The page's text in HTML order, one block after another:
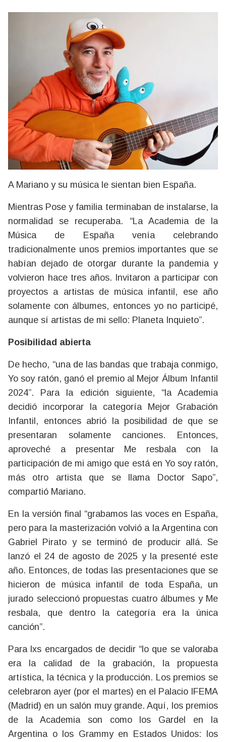
A Mariano y su música le sientan bien España.
Mientras Pose y familia terminaban de instalarse, la
normalidad se recuperaba. “La Academia de la
Música de España venía celebrando
tradicionalmente unos premios importantes que se
habían dejado de otorgar durante la pandemia y
volvieron hace tres años. Invitaron a participar con
proyectos a artistas de música infantil, ese año
solamente con álbumes, entonces yo no participé,
aunque sí artistas de mi sello: Planeta Inquieto”.
Posibilidad abierta
De hecho, “una de las bandas que trabaja conmigo,
Yo soy ratón, ganó el premio al Mejor Álbum Infantil
2024”. Para la edición siguiente, “la Academia
decidió incorporar la categoría Mejor Grabación
Infantil, entonces abrió la posibilidad de que se
presentaran solamente canciones. Entonces,
aproveché a presentar Me resbala con la
participación de mi amigo que está en Yo soy ratón,
más otro artista que se llama Doctor Sapo”,
compartió Mariano.
En la versión final “grabamos las voces en España,
pero para la masterización volvió a la Argentina con
Gabriel Pirato y se terminó de producir allá. Se
lanzó el 24 de agosto de 2025 y la presenté este
año. Entonces, de todas las presentaciones que se
hicieron de música infantil de toda España, un
jurado seleccionó propuestas cuatro álbumes y Me
resbala, que dentro la categoría era la única
canción”.
Para lxs encargados de decidir “lo que se valoraba
era la calidad de la grabación, la propuesta
artística, la técnica y la producción. Los premios se
celebraron ayer (por el martes) en el Palacio IFEMA
(Madrid) en un salón muy grande. Aquí, los premios
de la Academia son como los Gardel en la
Argentina o los Grammy en Estados Unidos: los